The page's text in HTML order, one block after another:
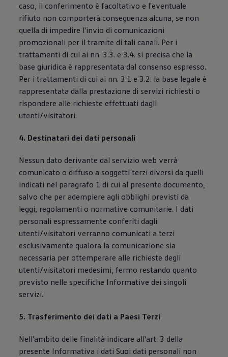
caso, il conferimento è facoltativo e l'eventuale
rifiuto non comporterà conseguenza alcuna, se non
quella di impedire l'invio di comunicazioni
promozionali per il tramite di tali canali. Per i
trattamenti di cui ai nn. 3.3. e 3.4. si precisa che la
base giuridica è rappresentata dal consenso espresso.
Per i trattamenti di cui ai nn. 3.1 e 3.2. la base legale è
rappresentata dalla prestazione di servizi richiesti o
rispondere alle richieste effettuati dagli
utenti/visitatori.
4. Destinatari dei dati personali
Nessun dato derivante dal servizio web verrà
comunicato o diffuso a soggetti terzi diversi da quelli
indicati nel paragrafo 1 di cui al presente documento,
salvo che per adempiere agli obblighi previsti da
leggi, regolamenti o normative comunitarie. I dati
personali espressamente conferiti dagli
utenti/visitatori verranno comunicati a terzi
esclusivamente qualora la comunicazione sia
necessaria per ottemperare alle richieste degli
utenti/visitatori medesimi, fermo restando quanto
previsto nelle specifiche Informative dei singoli
servizi.
5. Trasferimento dei dati a Paesi Terzi
Nell'ambito delle finalità indicare all'art. 3 della
presente Informativa i dati Suoi dati personali non